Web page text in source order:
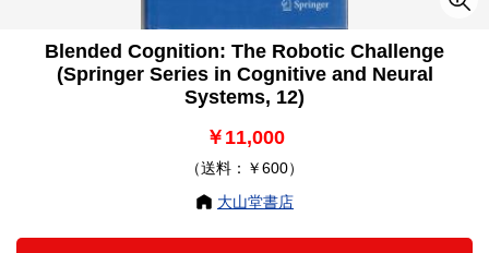
Blended Cognition: The Robotic Challenge
(Springer Series in Cognitive and Neural
Systems, 12)
￥11,000
（送料：￥600）
大山堂書店